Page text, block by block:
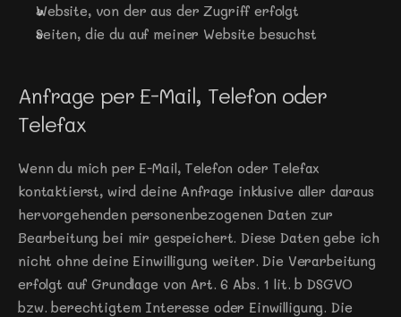
Website, von der aus der Zugriff erfolgt
Seiten, die du auf meiner Website besuchst
Anfrage per E-Mail, Telefon oder
Telefax
Wenn du mich per E-Mail, Telefon oder Telefax
kontaktierst, wird deine Anfrage inklusive aller daraus
hervorgehenden personenbezogenen Daten zur
Bearbeitung bei mir gespeichert. Diese Daten gebe ich
nicht ohne deine Einwilligung weiter. Die Verarbeitung
erfolgt auf Grundlage von Art. 6 Abs. 1 lit. b DSGVO
bzw. berechtigtem Interesse oder Einwilligung. Die